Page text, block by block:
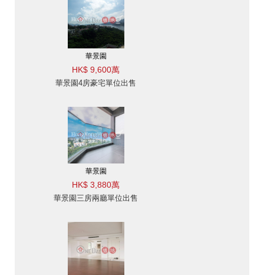
華景園
HK$ 9,600萬
華景園4房豪宅單位出售
華景園
HK$ 3,880萬
華景園三房兩廳單位出售